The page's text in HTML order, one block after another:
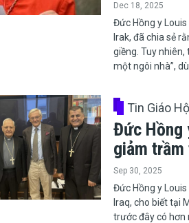
Dec 18, 2025
Đức Hồng y
Irak, đã chia sẻ
giềng. Tuy
một ngôi nhà”,
Tin Giáo
Đức Hồng
giảm trầm
Sep 30, 2025
​​​​​​​Đức Hồng y
Iraq, cho biết tại
trước đây có hơn